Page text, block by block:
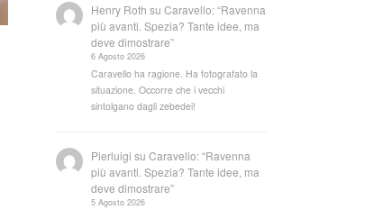
Henry Roth suCaravello: “Ravenna
più avanti. Spezia? Tante idee, ma
deve dimostrare”
6 Agosto 2026
Caravello ha ragione. Ha fotografato la
situazione. Occorre che i vecchi
sintolgano dagli zebedei!
Pierluigi suCaravello: “Ravenna
più avanti. Spezia? Tante idee, ma
deve dimostrare”
5 Agosto 2026